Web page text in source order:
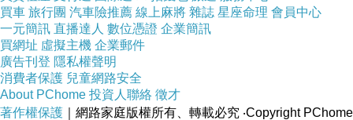
買車 旅行團 汽車險推薦 線上麻將 雜誌 星座命理 會員中心
一元簡訊 直播達人 數位憑證 企業簡訊
買網址 虛擬主機 企業郵件
廣告刊登 隱私權聲明
消費者保護 兒童網路安全
About PChome 投資人聯絡 徵才
著作權保護 ｜網路家庭版權所有、轉載必究 ‧Copyright PChome